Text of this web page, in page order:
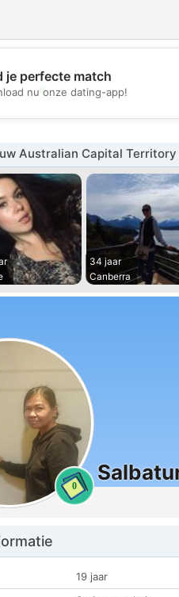
💖
je perfecte match
nu onze dating-app!
Australian Capital Territory
34 jaar
Canberra
0
19 jaar